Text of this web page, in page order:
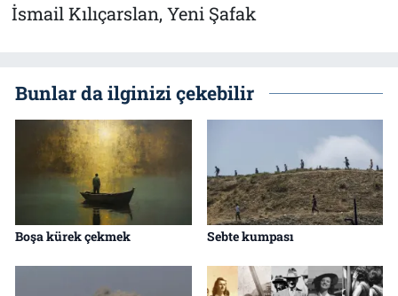
İsmail Kılıçarslan, Yeni Şafak
Bunlar da ilginizi çekebilir
Boşa kürek çekmek Sebte kumpası